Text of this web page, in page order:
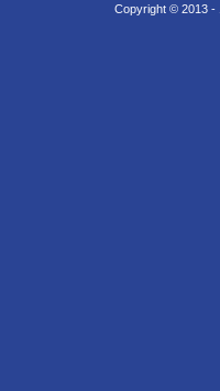
Copyright © 2013